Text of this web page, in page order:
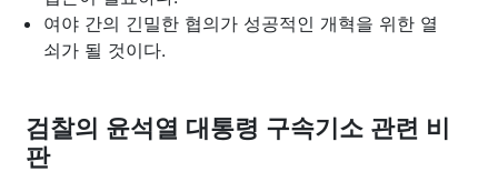
여야 간의 긴밀한 협의가 성공적인 개혁을 위한 열
쇠가 될 것이다.
검찰의 윤석열 대통령 구속기소 관련 비
판